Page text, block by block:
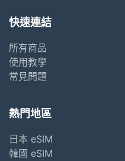
快速連結
所有商品
使用教學
常見問題
熱門地區
日本 eSIM
韓國 eSIM